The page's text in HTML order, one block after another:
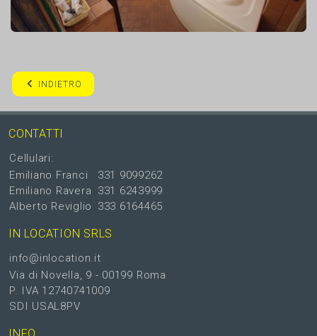
INDIETRO
CONTATTI
Cellulari:
Emiliano Franci
Emiliano Ravera
Alberto Reviglio
331 9099262
331 6243999
333 6164465
IN LOCATION SRLS
info@inlocation.it
Via di Novella, 9 - 00199 Roma
P. IVA 12740741009
SDI USAL8PV